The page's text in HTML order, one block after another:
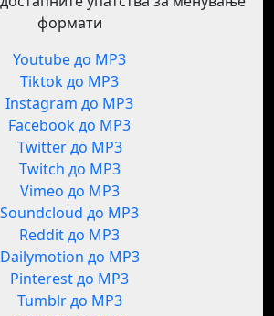
формати
Youtube до MP3
Tiktok до MP3
Instagram до MP3
Facebook до MP3
Twitter до MP3
Twitch до MP3
Vimeo до MP3
Soundcloud до MP3
Reddit до MP3
Dailymotion до MP3
Pinterest до MP3
Tumblr до MP3